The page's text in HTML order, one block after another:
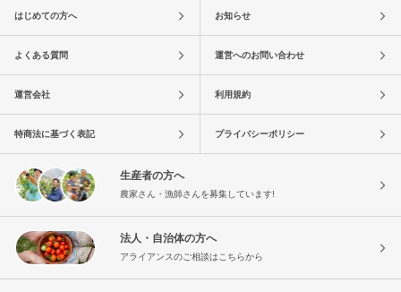
はじめての方へ お知らせ
よくある質問 運営へのお問い合わせ
運営会社 利用規約
特商法に基づく表記 プライバシーポリシー
生産者の方へ
農家さん・漁師さんを募集しています!
法人・自治体の方へ
アライアンスのご相談はこちらから